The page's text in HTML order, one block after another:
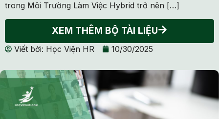
trong Môi Trường Làm Việc Hybrid trở nên […]
XEM THÊM BỘ TÀI LIỆU
Viết bởi: Học Viện HR 10/30/2025